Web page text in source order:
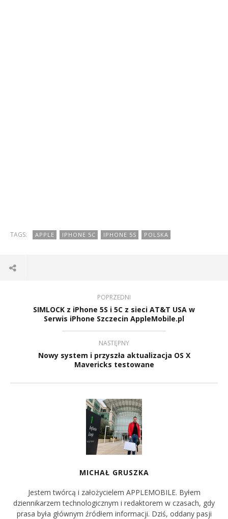
TAGS: APPLE IPHONE 5C IPHONE 5S POLSKA
POPRZEDNI
SIMLOCK z iPhone 5S i 5C z sieci AT&T USA w
Serwis iPhone Szczecin AppleMobile.pl
NASTĘPNY
Nowy system i przyszła aktualizacja OS X
Mavericks testowane
MICHAŁ GRUSZKA
Jestem twórcą i założycielem APPLEMOBILE. Byłem
dziennikarzem technologicznym i redaktorem w czasach, gdy
prasa była głównym źródłem informacji. Dziś, oddany pasji